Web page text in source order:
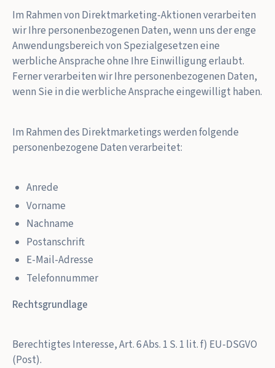
Im Rahmen von Direktmarketing-Aktionen verarbeiten
wir Ihre personenbezogenen Daten, wenn uns der enge
Anwendungsbereich von Spezialgesetzen eine
werbliche Ansprache ohne Ihre Einwilligung erlaubt.
Ferner verarbeiten wir Ihre personenbezogenen Daten,
wenn Sie in die werbliche Ansprache eingewilligt haben.
Im Rahmen des Direktmarketings werden folgende
personenbezogene Daten verarbeitet:
Anrede
Vorname
Nachname
Postanschrift
E-Mail-Adresse
Telefonnummer
Rechtsgrundlage
Berechtigtes Interesse, Art. 6 Abs. 1 S. 1 lit. f) EU-DSGVO
(Post).